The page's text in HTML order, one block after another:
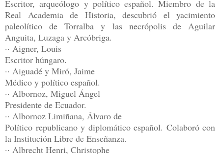
Escritor, arqueólogo y político español. Miembro de la
Real Academia de Historia, descubrió el yacimiento
paleolítico de Torralba y las necrópolis de Aguilar
Anguita, Luzaga y Arcóbriga.
·· Aigner, Louis
Escritor húngaro.
·· Aiguadé y Miró, Jaime
Médico y político español.
·· Albornoz, Miguel Ángel
Presidente de Ecuador.
·· Albornoz Limiñana, Álvaro de
Político republicano y diplomático español. Colaboró con
la Institución Libre de Enseñanza.
·· Albrecht Henri, Christophe